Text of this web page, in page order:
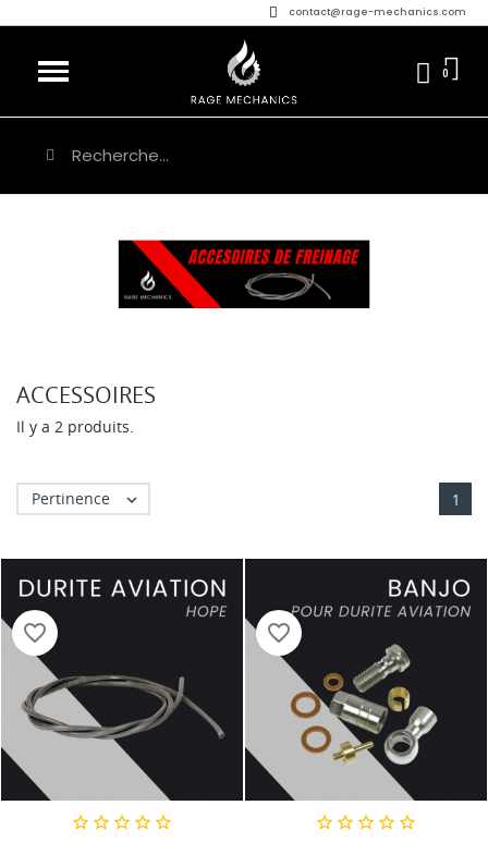
contact@rage-mechanics.com
ACCESSOIRES
Il y a 2 produits.
Pertinence  1
favorite_border favorite_border